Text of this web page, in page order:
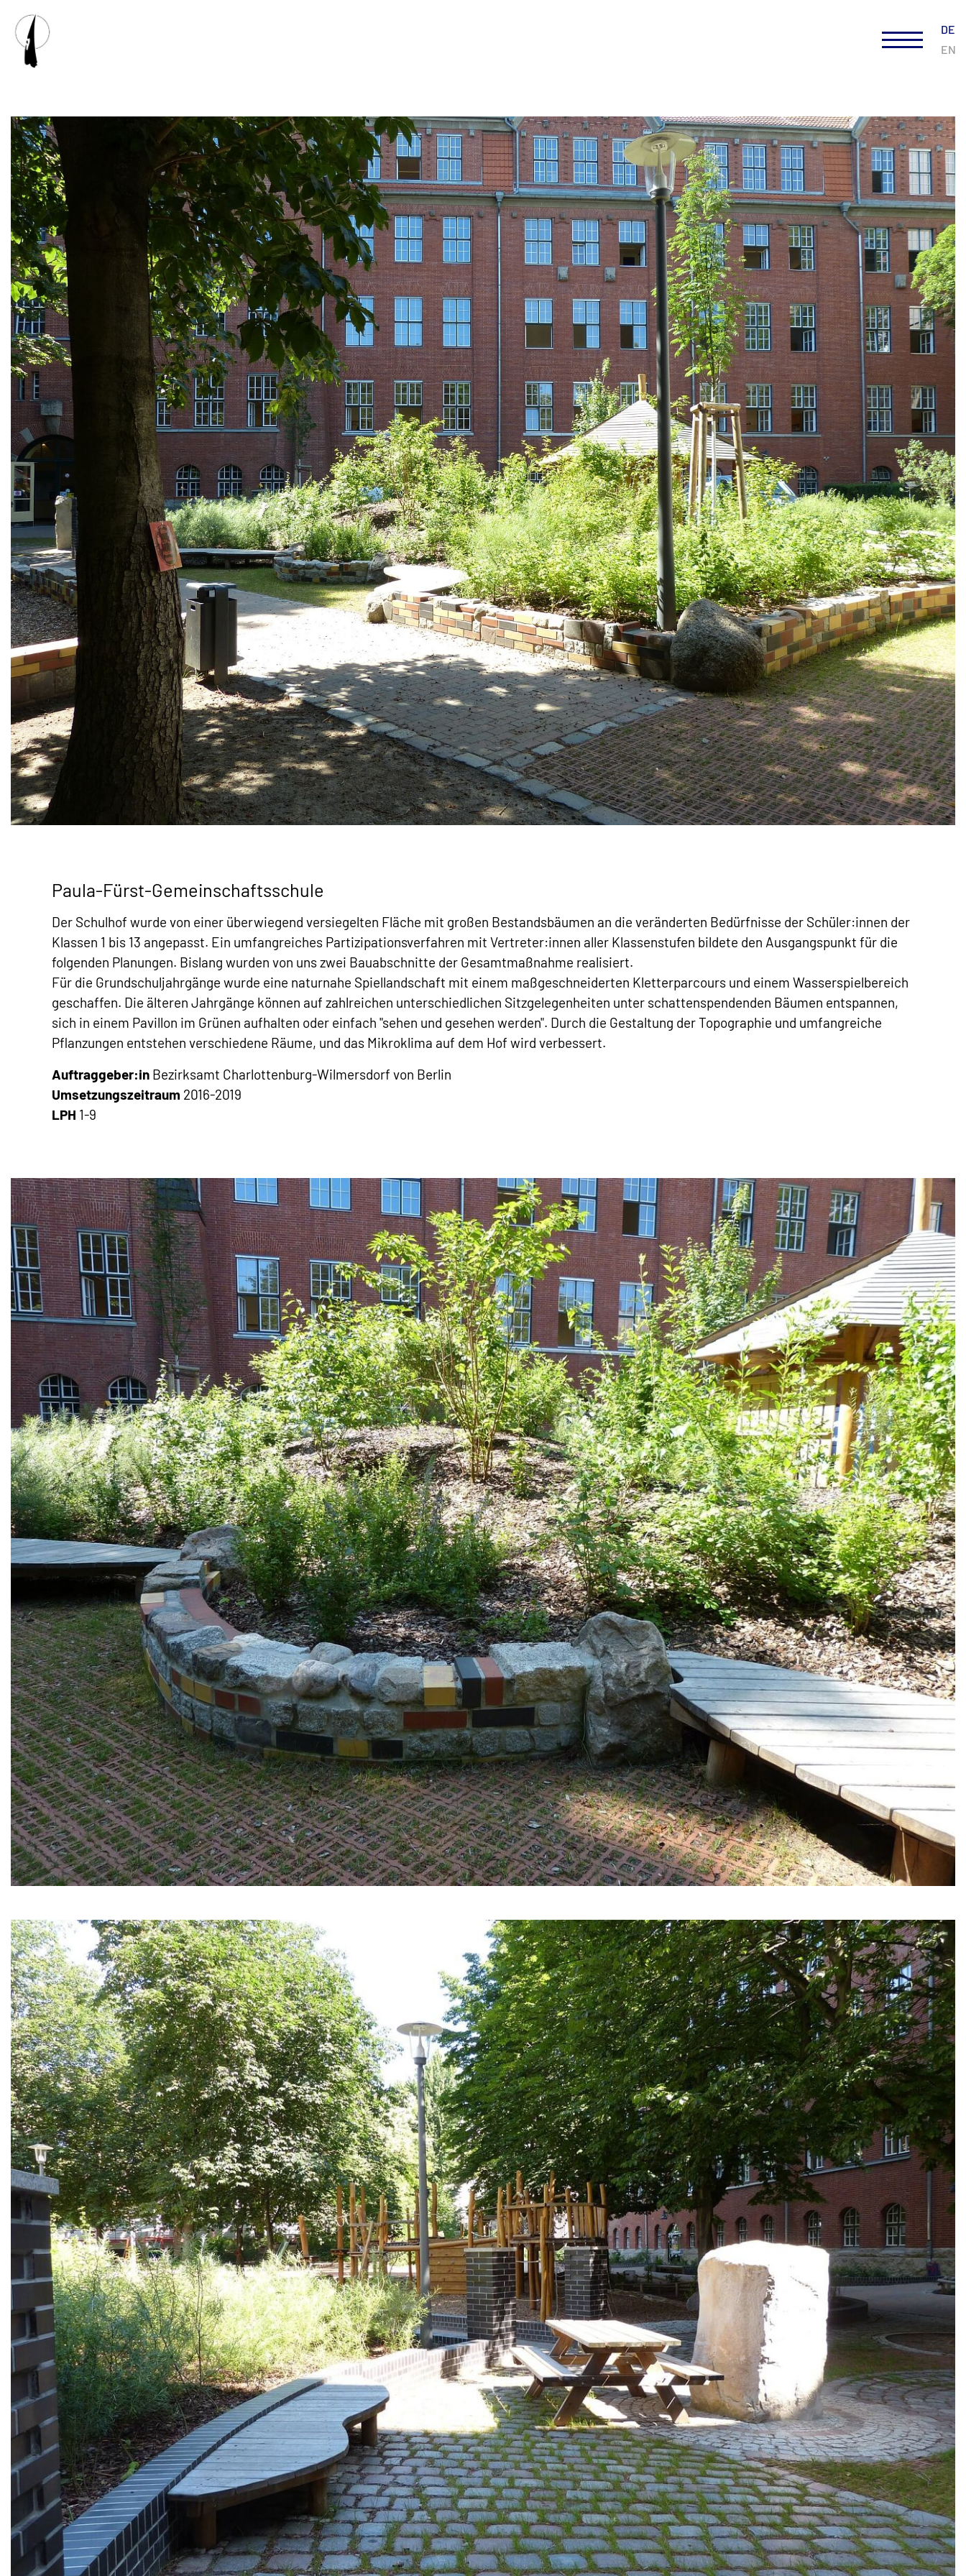
DE
EN
Paula-Fürst-Gemeinschaftsschule
Der Schulhof wurde von einer überwiegend versiegelten Fläche mit großen Bestandsbäumen an die veränderten Bedürfnisse der Schüler:innen der
Klassen 1 bis 13 angepasst. Ein umfangreiches Partizipationsverfahren mit Vertreter:innen aller Klassenstufen bildete den Ausgangspunkt für die
folgenden Planungen. Bislang wurden von uns zwei Bauabschnitte der Gesamtmaßnahme realisiert.
Für die Grundschuljahrgänge wurde eine naturnahe Spiellandschaft mit einem maßgeschneiderten Kletterparcours und einem Wasserspielbereich
geschaffen. Die älteren Jahrgänge können auf zahlreichen unterschiedlichen Sitzgelegenheiten unter schattenspendenden Bäumen entspannen,
sich in einem Pavillon im Grünen aufhalten oder einfach "sehen und gesehen werden". Durch die Gestaltung der Topographie und umfangreiche
Pflanzungen entstehen verschiedene Räume, und das Mikroklima auf dem Hof wird verbessert.
Auftraggeber:in Bezirksamt Charlottenburg-Wilmersdorf von Berlin
Umsetzungszeitraum 2016-2019
LPH 1-9